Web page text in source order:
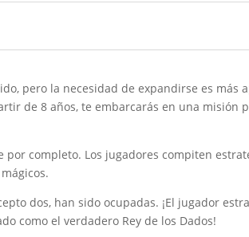
pero la necesidad de expandirse es más
de 8 años, te embarcarás en una misión
por completo. Los jugadores compiten
dos, han sido ocupadas. ¡El jugador
como el verdadero Rey de los Dados!